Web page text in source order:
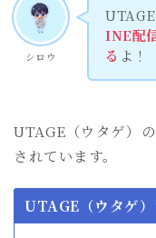
シロウ
INE配
る よ！
UTAGE（ウタゲ）
されています。
UTAGE（ウタゲ